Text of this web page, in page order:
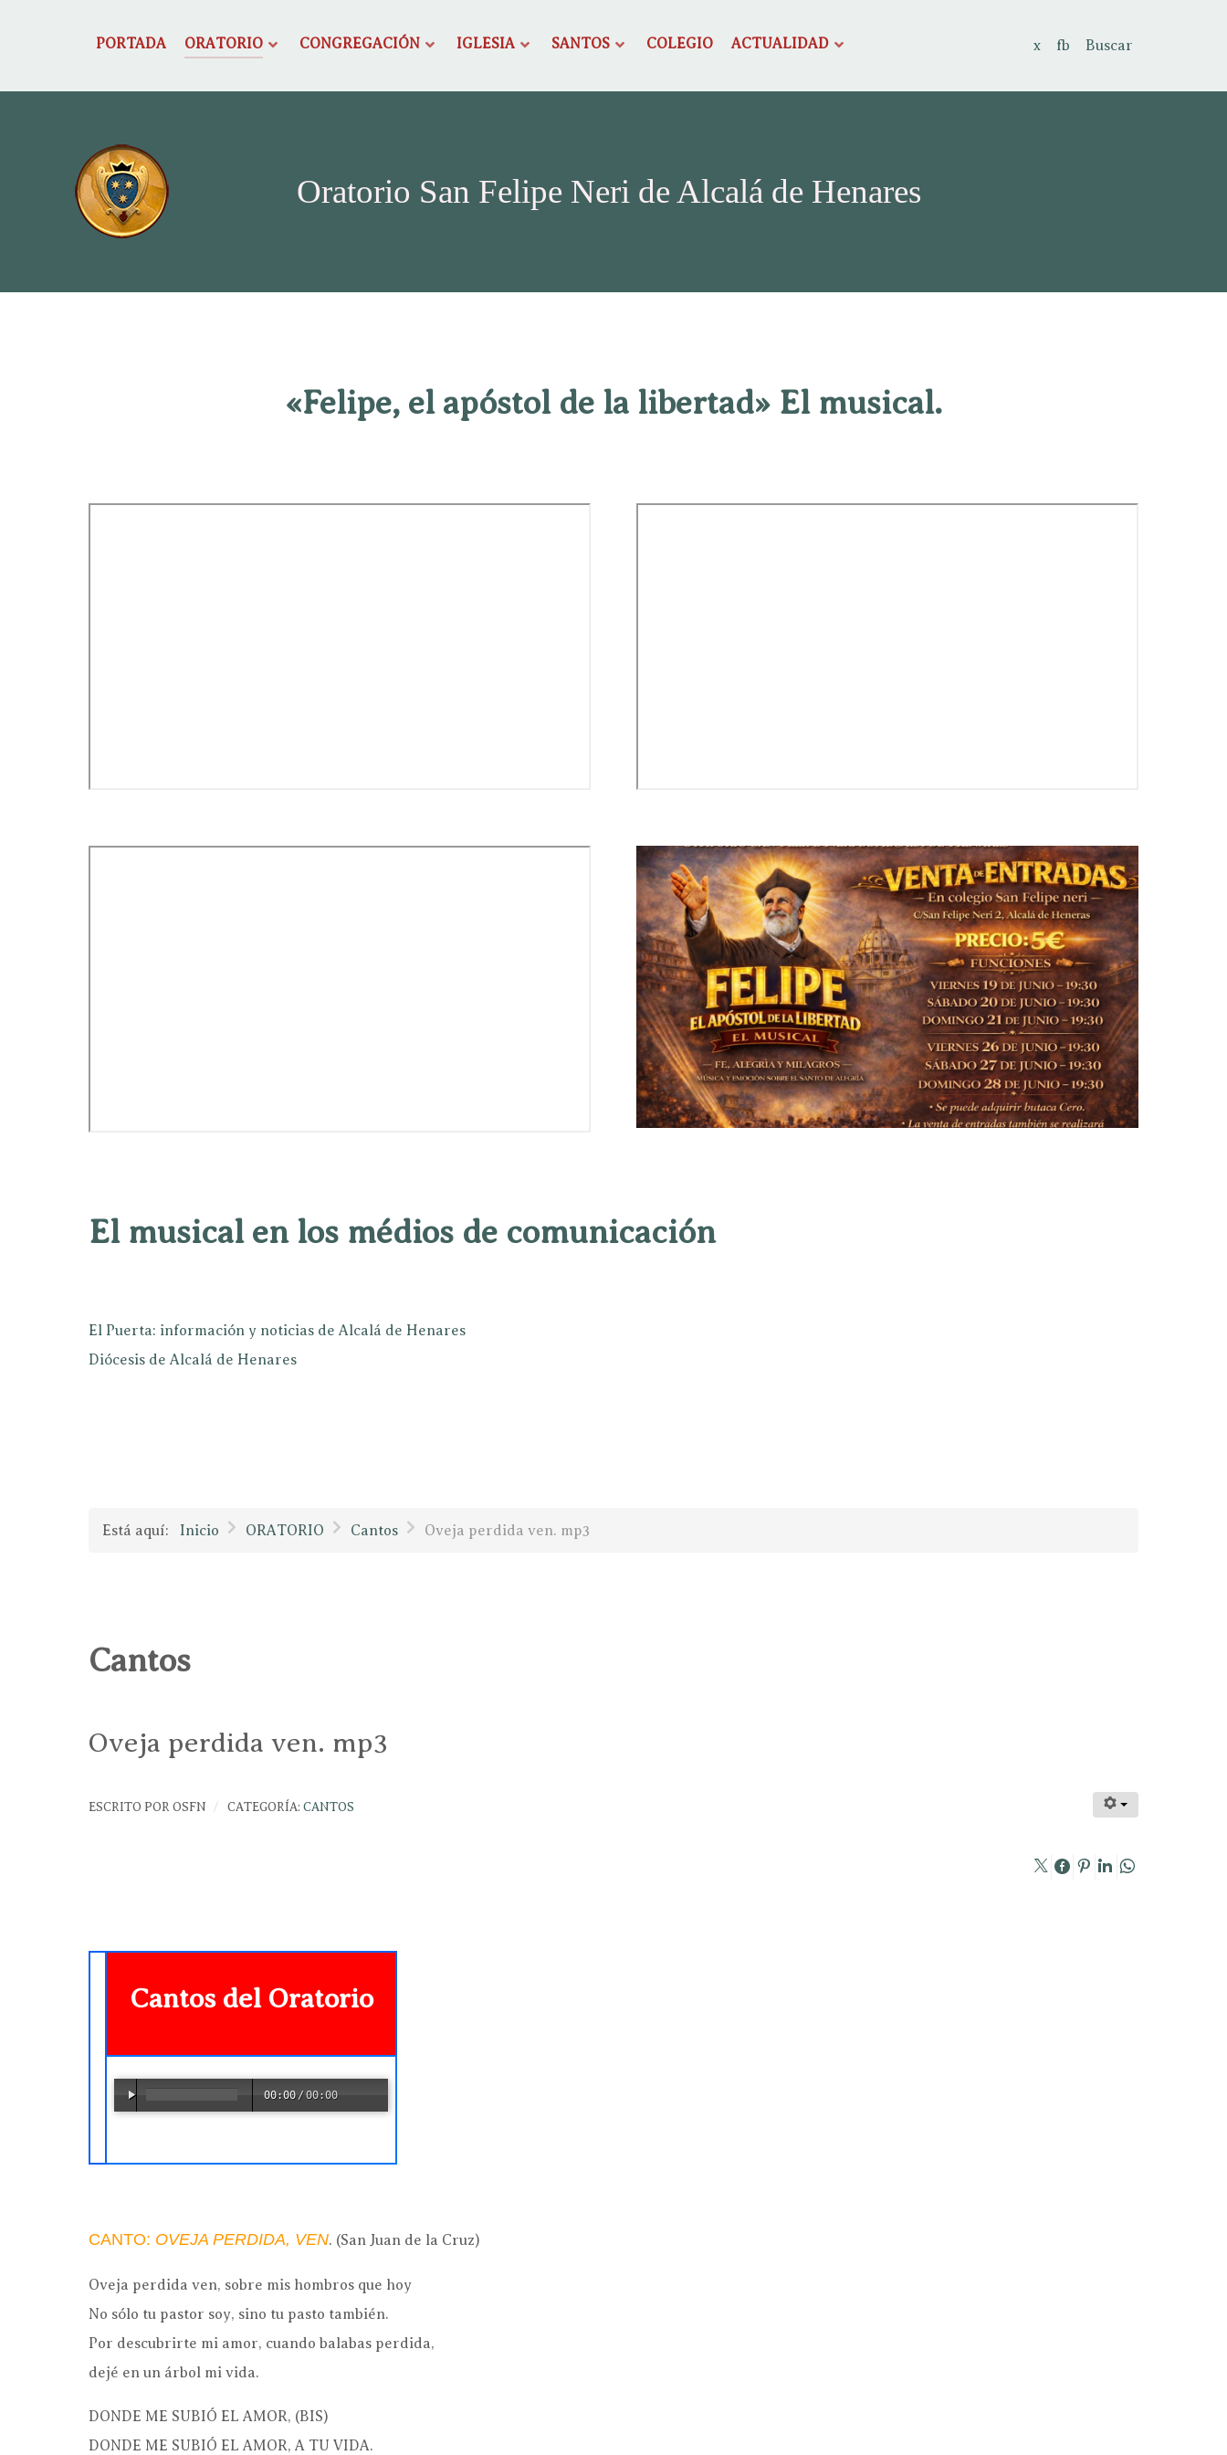
PORTADA ORATORIO CONGREGACIÓN IGLESIA SANTOS COLEGIO ACTUALIDAD x fb Buscar
Oratorio San Felipe Neri de Alcalá de Henares
«Felipe, el apóstol de la libertad» El musical.
El musical en los médios de comunicación
El Puerta: información y noticias de Alcalá de Henares
Diócesis de Alcalá de Henares
Está aquí: Inicio ORATORIO Cantos Oveja perdida ven. mp3
Cantos
Oveja perdida ven. mp3
ESCRITO POR OSFN CATEGORÍA: CANTOS
Cantos del Oratorio
00:00 /00:00
CANTO: OVEJA PERDIDA, VEN. (San Juan de la Cruz)
Oveja perdida ven, sobre mis hombros que hoy
No sólo tu pastor soy, sino tu pasto también.
Por descubrirte mi amor, cuando balabas perdida,
dejé en un árbol mi vida.
DONDE ME SUBIÓ EL AMOR, (BIS)
DONDE ME SUBIÓ EL AMOR, A TU VIDA.